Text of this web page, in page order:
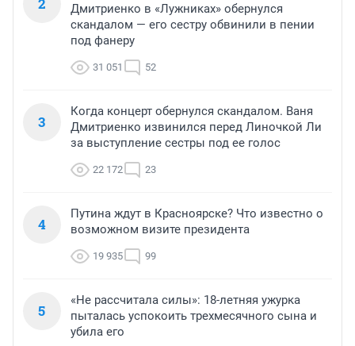
Дмитриенко в «Лужниках» обернулся
скандалом — его сестру обвинили в пении
под фанеру
31 051 52
3
Когда концерт обернулся скандалом. Ваня
Дмитриенко извинился перед Линочкой Ли
за выступление сестры под ее голос
22 172 23
4
Путина ждут в Красноярске? Что известно о
возможном визите президента
19 935 99
5
«Не рассчитала силы»: 18-летняя ужурка
пыталась успокоить трехмесячного сына и
убила его